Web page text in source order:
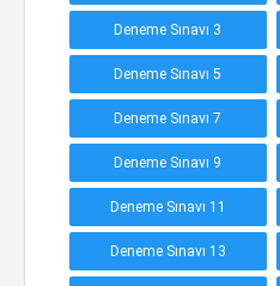
Deneme Sınavı 3
Deneme Sınavı 5
Deneme Sınavı 7
Deneme Sınavı 9
Deneme Sınavı 11
Deneme Sınavı 13